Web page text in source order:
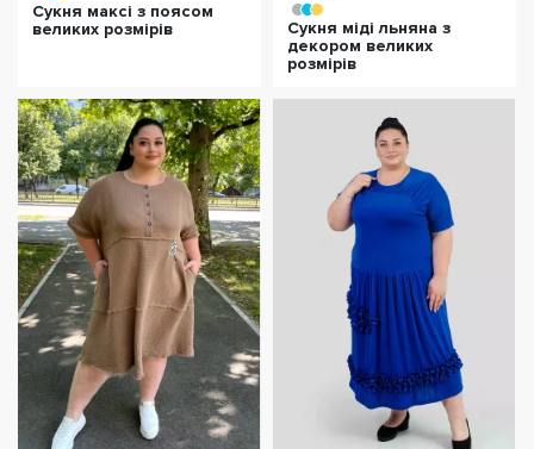
Сукня максі з поясом
великих розмірів
Сукня міді льняна з
декором великих
розмірів